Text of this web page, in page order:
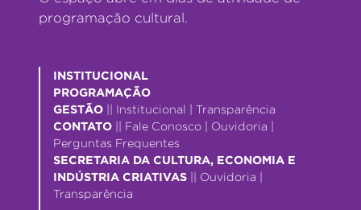
programação cultural.
INSTITUCIONAL
PROGRAMAÇÃO
GESTÃO
Institucional
Transparência
CONTATO
Fale Conosco Ouvidoria
Perguntas Frequentes
SECRETARIA DA CULTURA, ECONOMIA E
INDÚSTRIA CRIATIVAS
Ouvidoria
Transparência